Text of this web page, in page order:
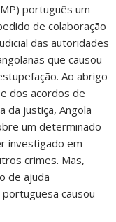
português um
de colaboração
das autoridades
que causou
Ao abrigo
dos acordos de
da justiça, Angola
um determinado
investigado em
crimes. Mas,
de ajuda
causou